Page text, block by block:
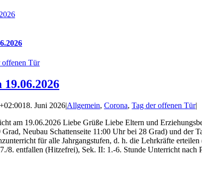
offenen Tür
18. Juni 2026|Allgemein, Corona, Tag der offenen Tür|
am 19.06.2026 Liebe Grüße Liebe Eltern und
Neubau Schattenseite 11:00 Uhr bei 28 Grad) und
für alle Jahrgangstufen, d. h. die Lehrkräfte
8. entfallen (Hitzefrei), Sek. II: 1.-6. Stunde Unterricht